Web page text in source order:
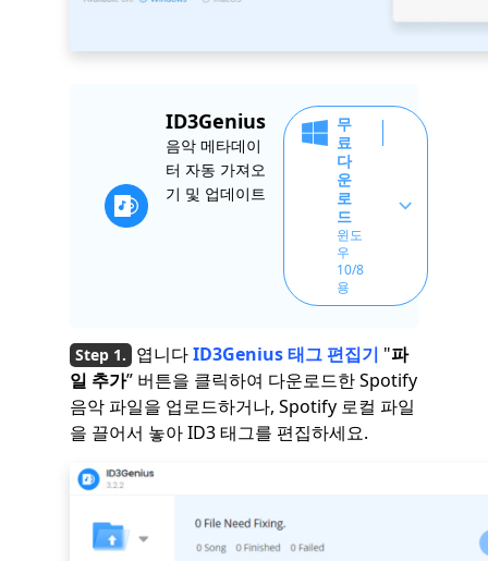
ID3Genius
음악 메타데이
터 자동 가져오
기 및 업데이트
무
료
다
운
로
드
윈도
우
10/8
용
엽니다ID3Genius 태그 편집기 "파
일 추가” 버튼을 클릭하여 다운로드한 Spotify
음악 파일을 업로드하거나, Spotify 로컬 파일
을 끌어서 놓아 ID3 태그를 편집하세요.